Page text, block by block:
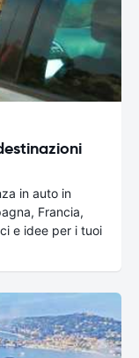
in auto in
Francia,
e idee per i tuoi